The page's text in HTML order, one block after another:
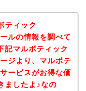
ティック
ルの情報を調べて
記マルボティック
ジより、マルボテ
ービスがお得な価
ましたよ♪なの